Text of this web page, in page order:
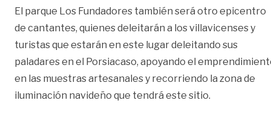
El parque Los Fundadores también será otro epicentro
de cantantes, quienes deleitarán a los villavicenses y
turistas que estarán en este lugar deleitando sus
paladares en el Porsiacaso, apoyando el
en las muestras artesanales y recorriendo la zona de
iluminación navideño que tendrá este sitio.